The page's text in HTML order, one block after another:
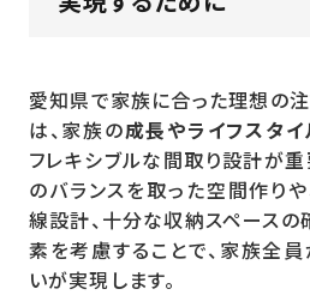
愛知県で家族に合った理想の
は、家族の成長やライフスタ
フレキシブルな間取り設計が重
のバランスを取った空間作り
線設計、十分な収納スペースの
素を考慮することで、家族全
いが実現します。